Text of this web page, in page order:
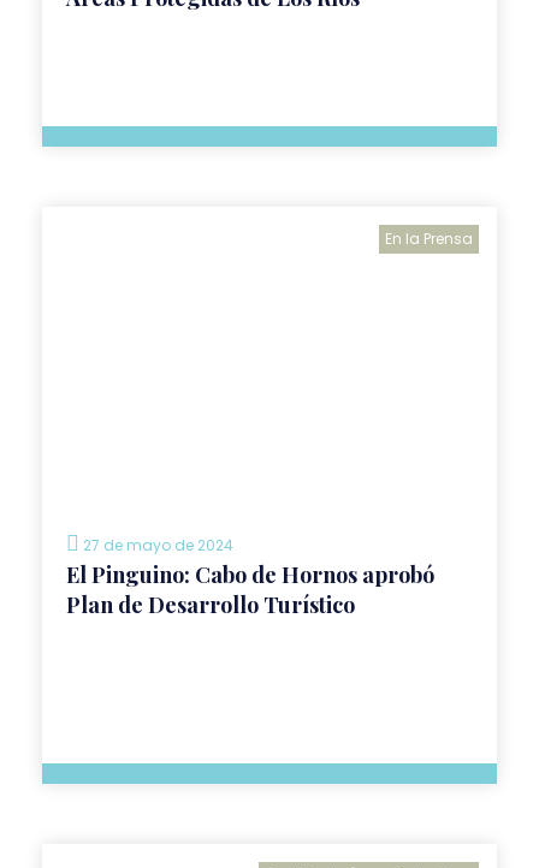
En la Prensa
27 de mayo de 2024
El Pinguino: Cabo de Hornos aprobó
Plan de Desarrollo Turístico